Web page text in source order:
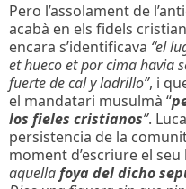
Pero l’assolament de
acabà en els fidels
encara s’identificava “el
et hueco et por cima havia
fuerte de cal y ladrillo”, i
el mandatari musulmà “
los fieles cristianos”.
persistencia de la
moment d’escriure el
aquellafoya del dicho